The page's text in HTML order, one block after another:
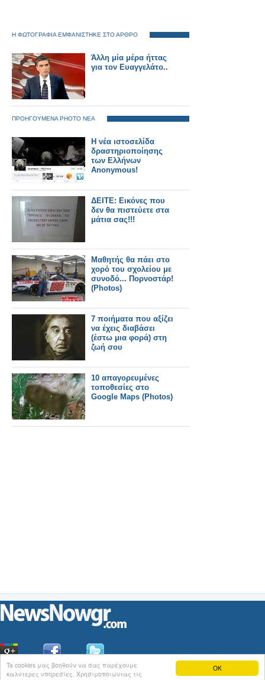
OK
Ta cookies μας βοηθούν να σας παρέχουμε
καλύτερες υπηρεσίες. Χρησιμοποιώντας τις
Η ΦΩΤΟΓΡΑΦΙΑ ΕΜΦΑΝΙΣΤΗΚΕ ΣΤΟ ΑΡΘΡΟ
Άλλη μία μέρα ήττας
για τον Ευαγγελάτο..
ΠΡΟΗΓΟΥΜΕΝΑ PHOTO ΝΕΑ
Η νέα ιστοσελίδα
δραστηριοποίησης
των Ελλήνων
Anonymous!
ΔΕΙΤΕ: Εικόνες που
δεν θα πιστεύετε στα
μάτια σας!!!
Μαθητής θα πάει στο
χορό του σχολείου με
συνοδό... Πορνοστάρ!
(Photos)
7 ποιήματα που αξίζει
να έχεις διαβάσει
(έστω μια φορά) στη
ζωή σου
10 απαγορευμένες
τοποθεσίες στο
Google Maps (Photos)